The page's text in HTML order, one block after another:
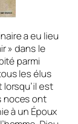
a eu lieu
» dans le
parmi
les élus
est
noces ont
à un Époux